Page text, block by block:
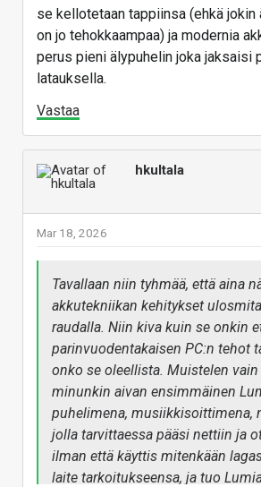
se kellotetaan tappiinsa (ehkä
on jo tehokkaampaa) ja modernia
perus pieni älypuhelin joka jaksaisi
latauksella.
Vastaa
hkultala
Mar 18, 2026
Tavallaan niin tyhmää, että aina
akkutekniikan kehitykset
raudalla. Niin kiva kuin se onkin
parinvuodentakaisen PC:n tehot
onko se oleellista. Muistelen
minunkin aivan ensimmäinen
puhelimena, musiikkisoittimena,
jolla tarvittaessa pääsi nettiin ja
ilman että käyttis mitenkään
laite tarkoitukseensa, ja tuo